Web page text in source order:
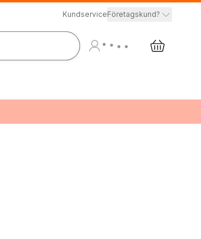
KundserviceFöretagskund?